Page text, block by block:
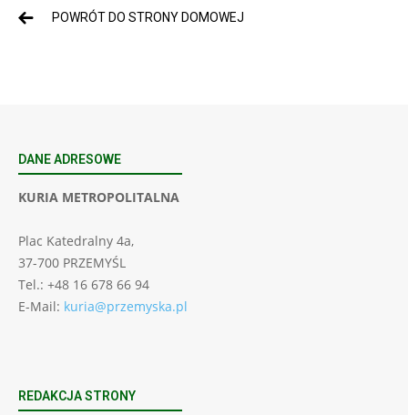
POWRÓT DO STRONY DOMOWEJ
DANE ADRESOWE
KURIA METROPOLITALNA
Plac Katedralny 4a,
37-700 PRZEMYŚL
Tel.: +48 16 678 66 94
E-Mail: kuria@przemyska.pl
REDAKCJA STRONY